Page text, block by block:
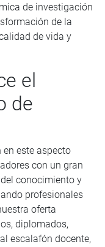
de investigación
de la
de vida y
el
de
en este aspecto
con un gran
conocimiento y
profesionales
oferta
diplomados,
escalafón docente,